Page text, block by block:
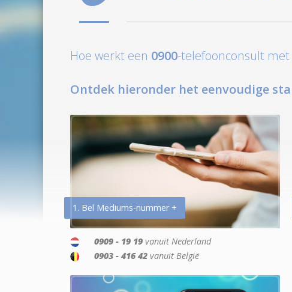
Hoe werkt een 0900-telefoonconsult
Ontdek hieronder het eenvoudige
1. Bel Mediums-nummer +
0909 - 19 19 vanuit Nederland
0903 - 416 42 vanuit België